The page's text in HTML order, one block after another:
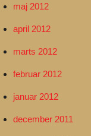
maj 2012
april 2012
marts 2012
februar 2012
januar 2012
december 2011